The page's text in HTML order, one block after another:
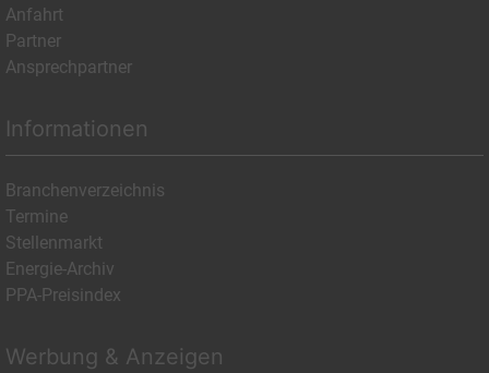
Anfahrt
Partner
Ansprechpartner
Informationen
Branchenverzeichnis
Termine
Stellenmarkt
Energie-Archiv
PPA-Preisindex
Werbung & Anzeigen